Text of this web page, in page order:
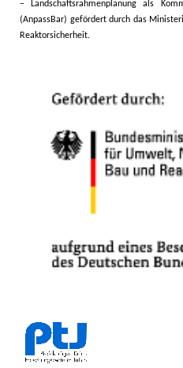
– Landschaftsrahmenplanung als
(AnpassBar) gefördert durch das
Reaktorsicherheit.